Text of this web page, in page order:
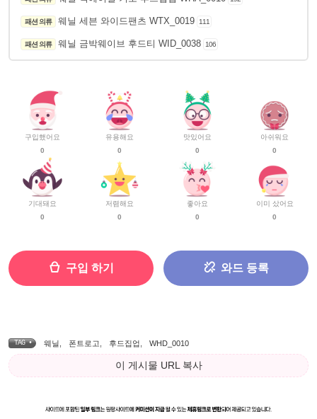
패션 의류 웨닐 세븐 와이드팬츠 WTX_0019 111
패션 의류 웨닐 금박웨이브 후드티 WID_0038 106
구입했어요
0
기대돼요
0
유용해요
0
저렴해요
0
맛있어요
0
좋아요
0
아쉬워요
0
이미 샀어요
0
구입 하기 와드 등록
TAG • 웨닐 폰트로고 후드집업 WHD_0010
이 게시물 URL 복사